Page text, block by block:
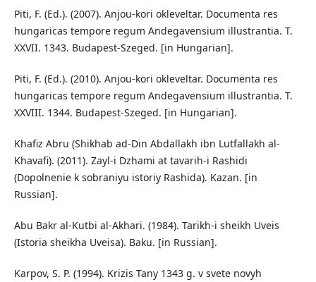
Piti, F. (Ed.). (2007). Anjou-kori okleveltar. Documenta res
hungaricas tempore regum Andegavensium illustrantia. T.
XXVII. 1343. Budapest-Szeged. [in Hungarian].
Piti, F. (Ed.). (2010). Anjou-kori okleveltar. Documenta res
hungaricas tempore regum Andegavensium illustrantia. T.
XXVIII. 1344. Budapest-Szeged. [in Hungarian].
Khafiz Abru (Shikhab ad-Din Abdallakh ibn Lutfallakh al-
Khavafi). (2011). Zayl-i Dzhami at tavarih-i Rashidi
(Dopolnenie k sobraniyu istoriy Rashida). Kazan. [in
Russian].
Abu Bakr al-Kutbi al-Akhari. (1984). Tarikh-i sheikh Uveis
(Istoria sheikha Uveisa). Baku. [in Russian].
Karpov, S. P. (1994). Krizis Tany 1343 g. v svete novyh